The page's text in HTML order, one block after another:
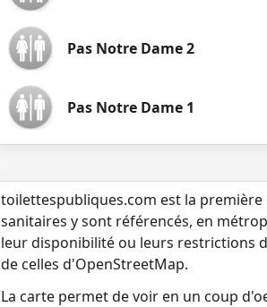
Pas Notre Dame 2
Pas Notre Dame 1
toilettespubliques.com est la
sanitaires y sont référencés, en
leur disponibilité ou leurs restrictions
de celles d'OpenStreetMap.
La carte permet de voir en un coup